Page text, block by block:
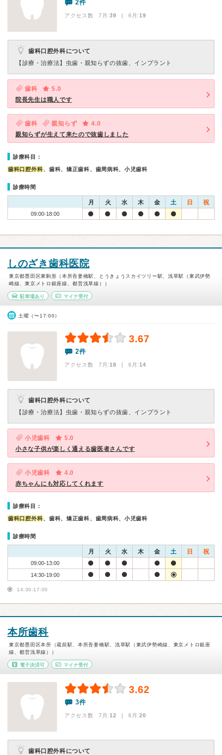
2件
アクセス数 7月:39 | 6月:19
歯科口腔外科について
【診療・治療法】 虫歯・親知らずの抜歯、インプラント
歯科
5.0
院長先生は職人です
歯科 親知らず
4.0
親知らずが生えて来たので抜歯しました
診療科目：
歯科口腔外科、歯科、矯正歯科、歯周病科、小児歯科
診療時間
月 火 水 木 金 土 日 祝
09:00-18:00
しのざき歯科医院
東京都墨田区東駒形（本所吾妻橋駅、とうきょうスカイツリー駅、浅草駅（東武伊勢
崎線、東京メトロ銀座線、都営浅草線））
駐車場あり マイナ受付
土曜（〜17:00）
3.67
2件
アクセス数 7月:18 | 6月:14
歯科口腔外科について
【診療・治療法】 虫歯・親知らずの抜歯、インプラント
小児歯科
5.0
小さな子供が楽しく通える歯医者さんです
小児歯科
4.0
赤ちゃんにも対応してくれます
診療科目：
歯科口腔外科、歯科、矯正歯科、歯周病科、小児歯科
診療時間
月 火 水 木 金 土 日 祝
09:00-13:00
14:30-19:00
14:30-17:00
本所歯科
東京都墨田区本所（蔵前駅、本所吾妻橋駅、浅草駅（東武伊勢崎線、東京メトロ銀座
線、都営浅草線））
電子決済可 マイナ受付
3.62
3件
アクセス数 7月:12 | 6月:20
歯科口腔外科について